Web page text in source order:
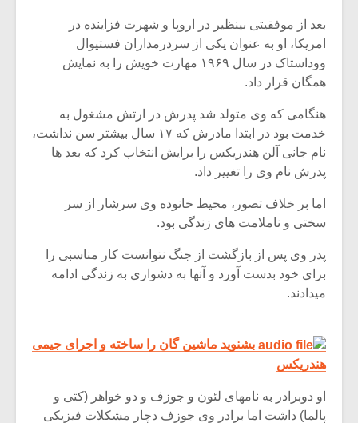
بعد از موفقیتی بینظیر در اروپا و شهرت فزاینده در
امریکا، او به عنوان یکی از سردرمداران فستیوال
ووداستاک در سال ۱۹۶۹ مهارت خویش را به نمایش
همگان قرار داد.
هنگامی که وی متولد شد پدرش در ارتش مشغول به
خدمت بود در ابتدا مادرش که ۱۷ سال بیشتر سن نداشت،
نام جانی آلن هندریکس را برایش انتخاب کرد که بعد ها
پدرش نام وی را تغییر داد.
اما بر خلاف تصور، محیط خانوده وی سرشار از سر
سختی و ناملامت های زندگی بود.
پدر وی پس از بازگشت از جنگ نتوانست کار مناسبی را
برای خود بدست آورد و آنها به دشواری به زندگی ادامه
میدادند.
بشنوید ماشین گان را ساخته و اجرای جیمی
هندریکس
او دوبرادر به نامهای لئون و جوزف و دو خواهر (کتی و
پالما) داشت اما برادر وی جوزف دچار مشکلات فیزیکی
یادداشتی بر موسیقی
اگر نمی توانی
مشهورترین باشی،
بدنام ترین باش